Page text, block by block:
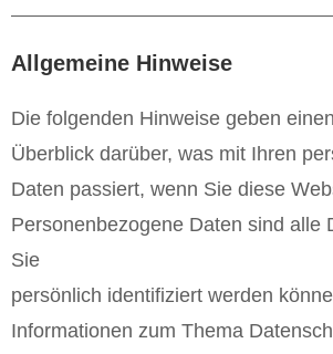
Allgemeine Hinweise
Die folgenden Hinweise geben
Überblick darüber, was mit Ihren
Daten passiert, wenn Sie diese
Personenbezogene Daten sind alle
Sie
persönlich identifiziert werden
Informationen zum Thema